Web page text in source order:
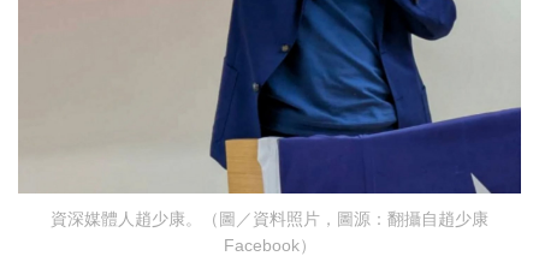
資深媒體人趙少康。（圖／資料照片，圖源：翻攝自趙少康
Facebook）